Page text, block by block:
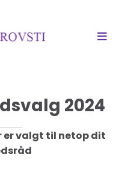
2024
er valgt til netop dit